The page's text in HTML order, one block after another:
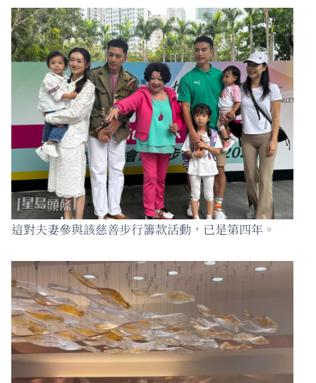
這對夫妻參與該慈善步行籌款活動，已是第四年。